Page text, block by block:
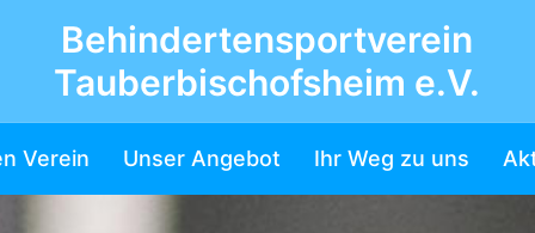
Behindertensportverein
Tauberbischofsheim e.V.
Verein Unser Angebot Ihr Weg zu uns